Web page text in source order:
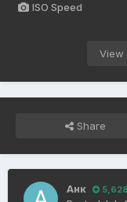
ISO Speed
View
Share
Анк 5,628